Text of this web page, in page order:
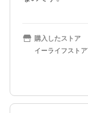
購入したストア
イーライフスト